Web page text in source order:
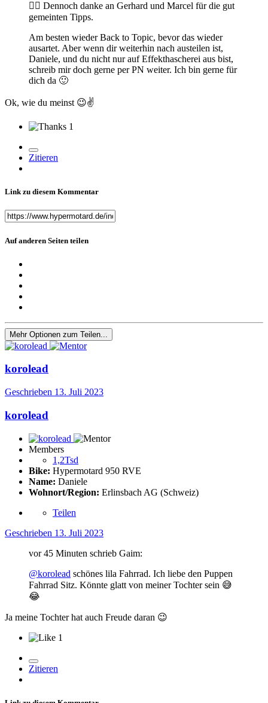
🤦‍♂️ Dennoch danke an Gerhard und Marcel für die gut
gemeinten Tipps.
Am besten wieder Back to Topic, bevor das wieder
ausartet. Aber wenn dir weiterhin nach austeilen ist,
Daniele, und du nicht nur auf Effekthascherei aus bist,
schreib mir doch gerne per PN weiter. Ich bin gerne für
dich da 🙂
Ok, wie du meinst 😉✌️
1
Zitieren
Link zu diesem Kommentar
Auf anderen Seiten teilen
Mehr Optionen zum Teilen...
korolead
Geschrieben 13. Juli 2023
korolead
Members
1,2Tsd
Bike: Hypermotard 950 RVE
Name: Daniele
Wohnort/Region: Erlinsbach AG (Schweiz)
Teilen
Geschrieben 13. Juli 2023
vor 45 Minuten schrieb Gaim:
@korolead schönes lila Fahrrad. Ich liebe den Puppen
Fahrrad Sitz. Könnte glatt von meiner Tochter sein 😅
😂
Ja meine Tochter hat auch Freude daran 😉
1
Zitieren